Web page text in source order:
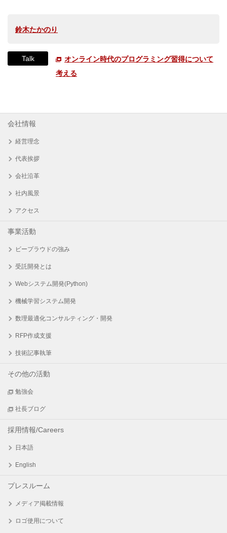
鈴木たかのり
Talk
オンライン時代のプログラミング習得について
考える
会社情報
経営理念
代表挨拶
会社沿革
社内風景
アクセス
事業活動
ビープラウドの強み
受託開発とは
Webシステム開発(Python)
機械学習システム開発
数理最適化コンサルティング・開発
RFP作成支援
技術記事執筆
その他の活動
勉強会
社長ブログ
採用情報/Careers
日本語
English
プレスルーム
メディア掲載情報
ロゴ使用について